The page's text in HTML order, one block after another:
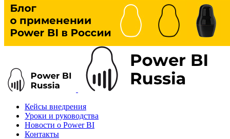
Кейсы внедрения
Уроки и руководства
Новости о Power BI
Контакты